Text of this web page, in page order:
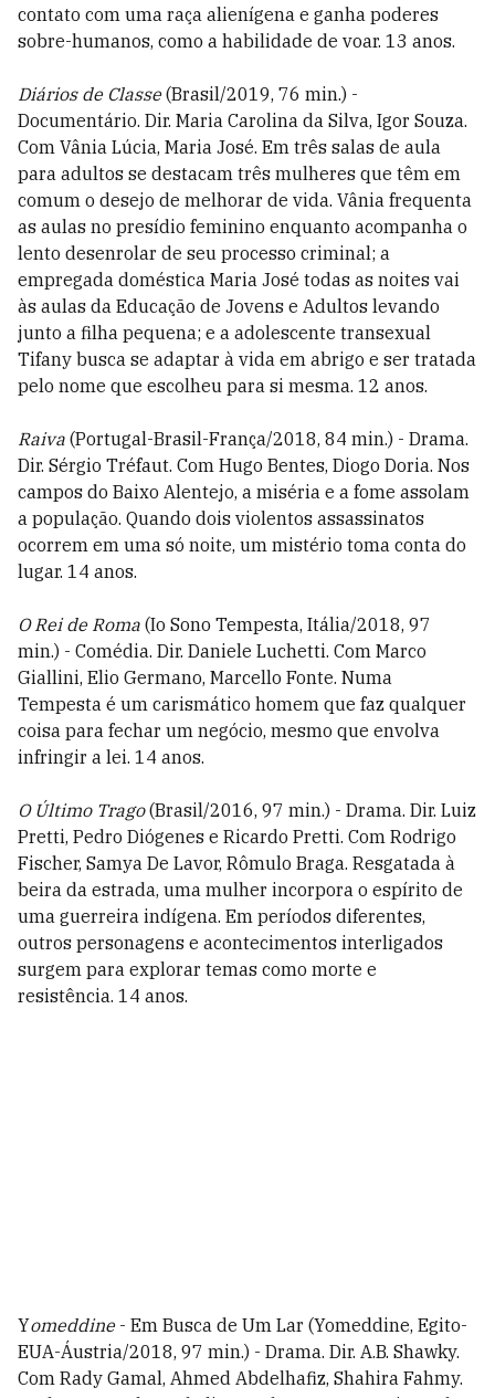
contato com uma raça alienígena e ganha poderes
sobre-humanos, como a habilidade de voar. 13 anos.
Diários de Classe(Brasil/2019, 76 min.) -
Documentário. Dir. Maria Carolina da Silva, Igor Souza.
Com Vânia Lúcia, Maria José. Em três salas de aula
para adultos se destacam três mulheres que têm em
comum o desejo de melhorar de vida. Vânia frequenta
as aulas no presídio feminino enquanto acompanha o
lento desenrolar de seu processo criminal; a
empregada doméstica Maria José todas as noites vai
às aulas da Educação de Jovens e Adultos levando
junto a filha pequena; e a adolescente transexual
Tifany busca se adaptar à vida em abrigo e ser tratada
pelo nome que escolheu para si mesma. 12 anos.
Raiva (Portugal-Brasil-França/2018, 84 min.) - Drama.
Dir. Sérgio Tréfaut. Com Hugo Bentes, Diogo Doria. Nos
campos do Baixo Alentejo, a miséria e a fome assolam
a população. Quando dois violentos assassinatos
ocorrem em uma só noite, um mistério toma conta do
lugar. 14 anos.
O Rei de Roma (Io Sono Tempesta, Itália/2018, 97
min.) - Comédia. Dir. Daniele Luchetti. Com Marco
Giallini, Elio Germano, Marcello Fonte. Numa
Tempesta é um carismático homem que faz qualquer
coisa para fechar um negócio, mesmo que envolva
infringir a lei. 14 anos.
O Último Trago(Brasil/2016, 97 min.) - Drama. Dir. Luiz
Pretti, Pedro Diógenes e Ricardo Pretti. Com Rodrigo
Fischer, Samya De Lavor, Rômulo Braga. Resgatada à
beira da estrada, uma mulher incorpora o espírito de
uma guerreira indígena. Em períodos diferentes,
outros personagens e acontecimentos interligados
surgem para explorar temas como morte e
resistência. 14 anos.
Yomeddine- Em Busca de Um Lar (Yomeddine, Egito-
EUA-Áustria/2018, 97 min.) - Drama. Dir. A.B. Shawky.
Com Rady Gamal, Ahmed Abdelhafiz, Shahira Fahmy.